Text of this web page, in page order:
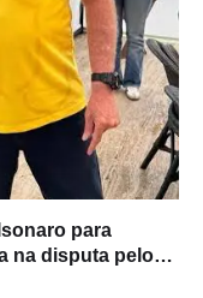
para
na disputa pelo